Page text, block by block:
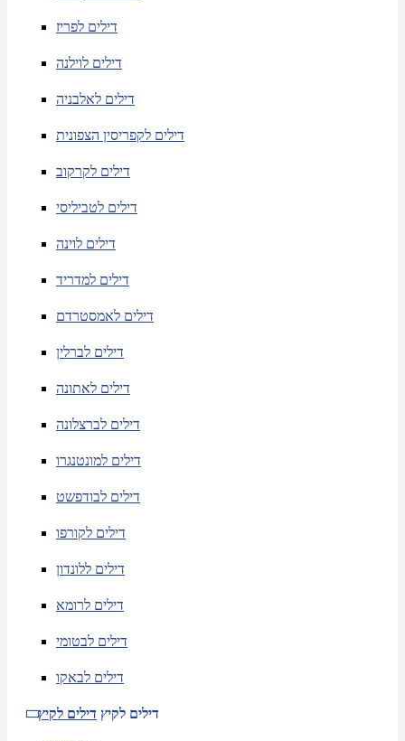
דילים לפריז
דילים לוילנה
דילים לאלבניה
דילים לקפריסין הצפונית
דילים לקרקוב
דילים לטביליסי
דילים לוינה
דילים למדריד
דילים לאמסטרדם
דילים לברלין
דילים לאתונה
דילים לברצלונה
דילים למונטנגרו
דילים לבודפשט
דילים לקורפו
דילים ללונדון
דילים לרומא
דילים לבטומי
דילים לבאקו
דילים לקיץ דילים לקיץ